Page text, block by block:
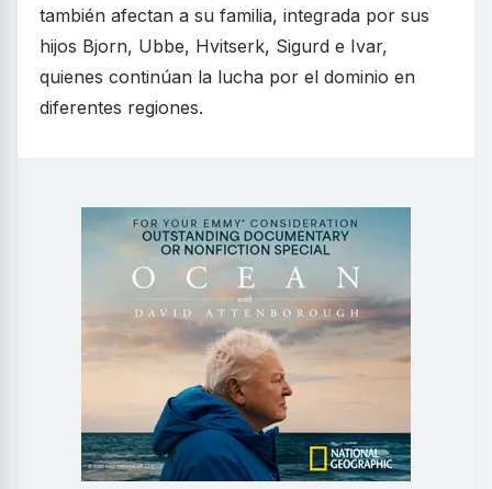
también afectan a su familia, integrada por sus
hijos Bjorn, Ubbe, Hvitserk, Sigurd e Ivar,
quienes continúan la lucha por el dominio en
diferentes regiones.